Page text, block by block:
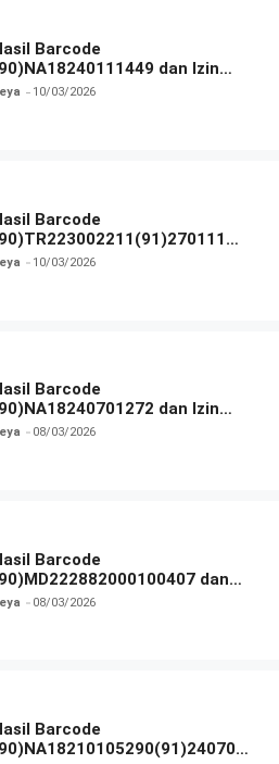
Barcode
dan Izin
10/03/2026
Barcode
Izin BPOM
10/03/2026
Barcode
dan Izin
08/03/2026
Barcode
dan
BPOM
08/03/2026
Barcode